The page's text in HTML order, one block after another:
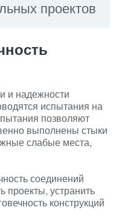
проектов
и надежности
испытания на
позволяют
выполнены стыки
слабые места,
соединений
проекты, устранить
конструкций